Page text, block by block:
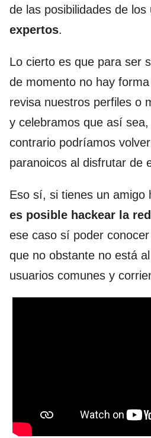
de las posibilidades de los
expertos.
Lo cierto es que para ser
de momento no hay
revisa nuestros perfiles o
y celebramos que así
contrario podríamos
paranoicos al disfrutar de
Eso sí, si tienes un amigo
es posible hackear la
ese caso sí poder
que no obstante no está
usuarios comunes y